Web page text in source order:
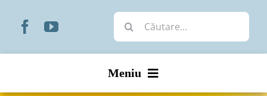
Cautare...
Meniu